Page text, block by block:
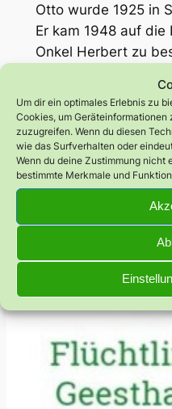
Um dir ein optimales Erlebnis zu
Cookies, um
zuzugreifen. Wenn du diesen
wie das Surfverhalten oder
Wenn du deine Zustimmung
bestimmte Merkmale und
Otto wurde 1925 in
Er kam 1948 auf die
Onkel Herbert zu
Otto ist im Herbst
Stammbaum